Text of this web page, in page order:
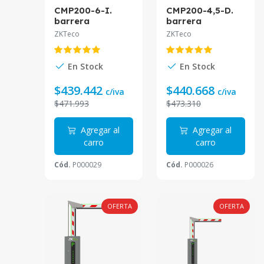
CMP200-6-I.
barrera
vehicular izq. con
telescópica de 6
metros. cuerpo
indicado
ZKTeco
En Stock
$439.442 c/iva
$471.993
Agregar al
carro
Cód. P000029
CMP200-4,5-D.
barrera
vehicular der.
telescópica de
4.5 metros.
con indi
ZKTeco
En Stock
$440.668 c/iva
$473.310
Agregar al
carro
Cód. P000026
OFERTA OFERTA